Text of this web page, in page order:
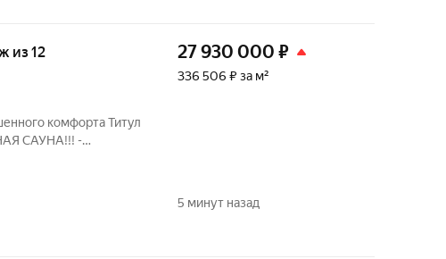
из 12
комфорта Титул
САУНА!!! -
на две стороны!! -
27 930 000 ₽
336 506 ₽ за м²
5 минут назад